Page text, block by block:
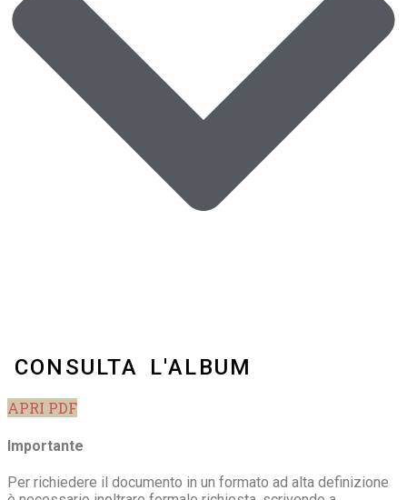
CONSULTA L'ALBUM
APRI PDF
Importante
Per richiedere il documento in un formato ad alta definizione